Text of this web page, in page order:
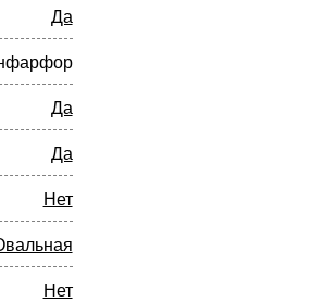
Да
Да
Да
Нет
Нет